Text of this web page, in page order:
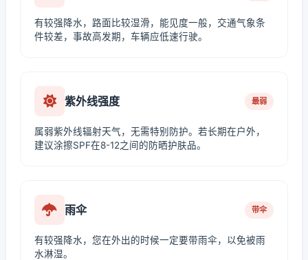
有较强降水，路面比较湿滑，能见度一般，交通气象条
件较差，事故高发期，车辆应低速行驶。
紫外线强度 最弱
属弱紫外线辐射天气，无需特别防护。若长期在户外，
建议涂擦SPF在8-12之间的防晒护肤品。
雨伞 带伞
有较强降水，您在外出的时候一定要带雨伞，以免被雨
水淋湿。